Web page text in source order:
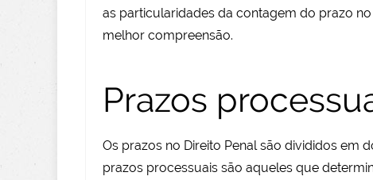
as particularidades da contagem do prazo
melhor compreensão.
Prazos
Os prazos no Direito Penal são divididos em
prazos processuais são aqueles que